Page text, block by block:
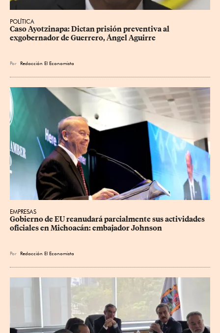
POLÍTICA
Caso Ayotzinapa: Dictan prisión preventiva al
exgobernador de Guerrero, Ángel Aguirre
Por Redacción El Economista
EMPRESAS
Gobierno de EU reanudará parcialmente sus actividades
oficiales en Michoacán: embajador Johnson
Por Redacción El Economista